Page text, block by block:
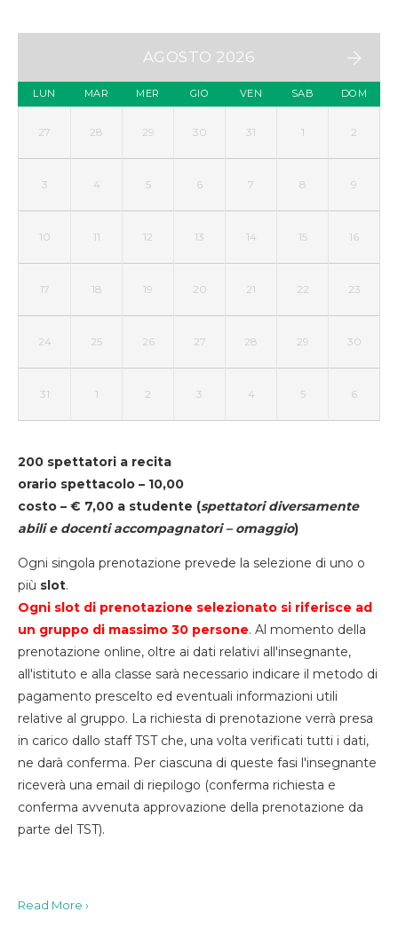
AGOSTO 2026
LUN MAR MER GIO VEN SAB DOM
27 28 29 30 31 1 2
3 4 5 6 7 8 9
10 11 12 13 14 15 16
17 18 19 20 21 22 23
24 25 26 27 28 29 30
31 1 2 3 4 5 6
200 spettatori a recita
orario spettacolo – 10,00
costo – € 7,00 a studente (spettatori diversamente
abili e docenti accompagnatori – omaggio)
Ogni singola prenotazione prevede la selezione di uno o
più slot.
Ogni slot di prenotazione selezionato si riferisce ad
un gruppo di massimo 30 persone. Al momento della
prenotazione online, oltre ai dati relativi all'insegnante,
all'istituto e alla classe sarà necessario indicare il metodo di
pagamento prescelto ed eventuali informazioni utili
relative al gruppo. La richiesta di prenotazione verrà presa
in carico dallo staff TST che, una volta verificati tutti i dati,
ne darà conferma. Per ciascuna di queste fasi l'insegnante
riceverà una email di riepilogo (conferma richiesta e
conferma avvenuta approvazione della prenotazione da
parte del TST).
Read More ›